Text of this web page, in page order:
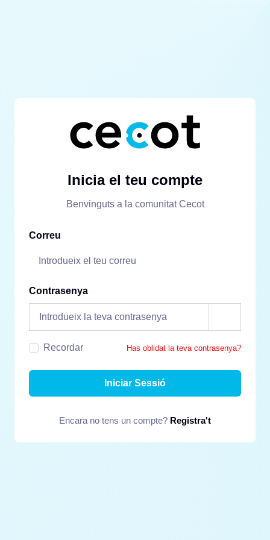
Inicia el teu compte
Benvinguts a la comunitat Cecot
Correu
Contrasenya
Recordar Has oblidat la teva contrasenya?
Iniciar Sessió
Encara no tens un compte? Registra't